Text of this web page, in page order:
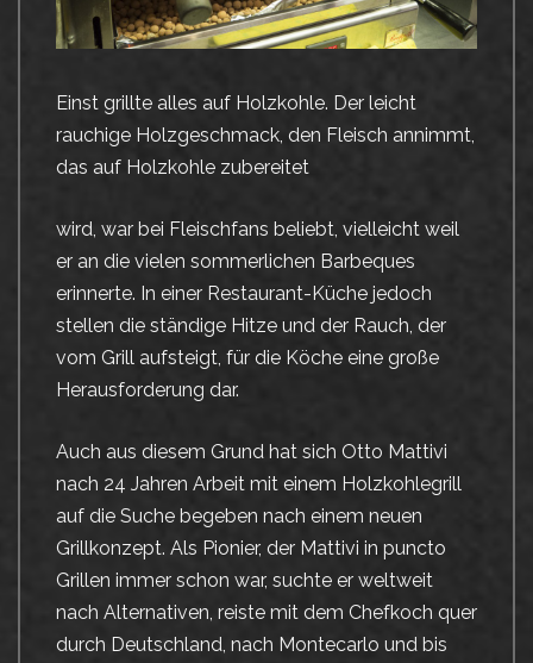
Einst grillte alles auf Holzkohle. Der leicht
rauchige Holzgeschmack, den Fleisch annimmt,
das auf Holzkohle zubereitet
wird, war bei Fleischfans beliebt, vielleicht weil
er an die vielen sommerlichen Barbeques
erinnerte. In einer Restaurant-Küche jedoch
stellen die ständige Hitze und der Rauch, der
vom Grill aufsteigt, für die Köche eine große
Herausforderung dar.
Auch aus diesem Grund hat sich Otto Mattivi
nach 24 Jahren Arbeit mit einem Holzkohlegrill
auf die Suche begeben nach einem neuen
Grillkonzept. Als Pionier, der Mattivi in puncto
Grillen immer schon war, suchte er weltweit
nach Alternativen, reiste mit dem Chefkoch quer
durch Deutschland, nach Montecarlo und bis